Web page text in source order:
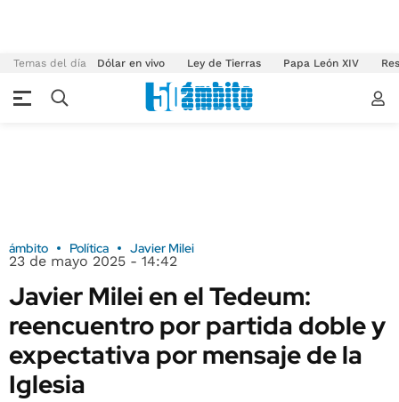
Temas del día Dólar en vivo Ley de Tierras Papa León XIV
ámbito Política Javier Milei
23 de mayo 2025 - 14:42
Javier Milei en el Tedeum:
reencuentro por partida doble y
expectativa por mensaje de la
Iglesia